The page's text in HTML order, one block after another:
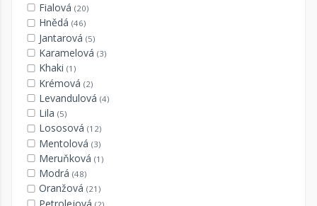
Fialová (20)
Hnědá (46)
Jantarová (5)
Karamelová (3)
Khaki (1)
Krémová (2)
Levandulová (4)
Lila (5)
Lososová (12)
Mentolová (3)
Meruňková (1)
Modrá (48)
Oranžová (21)
Petrolejová